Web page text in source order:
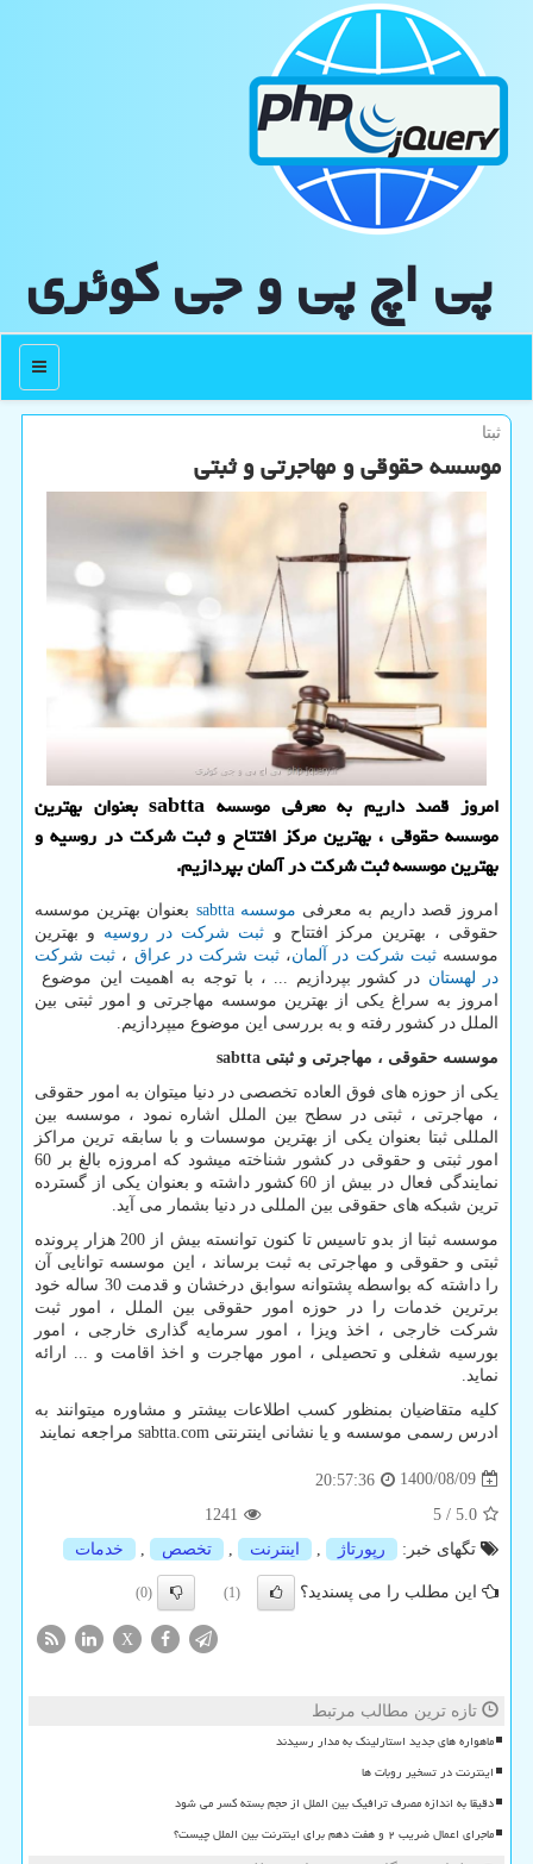
پی اچ پی و جی كوئری
منو
ثبتا
موسسه حقوقی و مهاجرتی و ثبتی
امروز قصد داریم به معرفی موسسه sabtta بعنوان بهترین
موسسه حقوقی ، بهترین مرکز افتتاح و ثبت شرکت در روسیه و
بهترین موسسه ثبت شرکت در آلمان بپردازیم.
امروز قصد داریم به معرفی موسسهsabtta بعنوان بهترین موسسه
حقوقی ، بهترین مرکز افتتاح و ثبت شرکت در روسیه و بهترین
موسسهثبت شرکت در آلمان، ثبت شرکت در عراق ، ثبت شرکت
در لهستان در کشور بپردازیم ... ، با توجه به اهمیت این موضوع
امروز به سراغ یکی از بهترین موسسه مهاجرتی و امور ثبتی بین
الملل در کشور رفته و به بررسی این موضوع میپردازیم.
موسسه حقوقی ، مهاجرتی و ثبتی sabtta
یکی از حوزه های فوق العاده تخصصی در دنیا میتوان به امور حقوقی
، مهاجرتی ، ثبتی در سطح بین الملل اشاره نمود ، موسسه بین
المللی ثبتا بعنوان یکی از بهترین موسسات و با سابقه ترین مراکز
امور ثبتی و حقوقی در کشور شناخته میشود که امروزه بالغ بر 60
نمایندگی فعال در بیش از 60 کشور داشته و بعنوان یکی از گسترده
ترین شبکه های حقوقی بین المللی در دنیا بشمار می آید.
موسسه ثبتا از بدو تاسیس تا کنون توانسته بیش از 200 هزار پرونده
ثبتی و حقوقی و مهاجرتی به ثبت برساند ، این موسسه توانایی آن
را داشته که بواسطه پشتوانه سوابق درخشان و قدمت 30 ساله خود
برترین خدمات را در حوزه امور حقوقی بین الملل ، امور ثبت
شرکت خارجی ، اخذ ویزا ، امور سرمایه گذاری خارجی ، امور
بورسیه شغلی و تحصیلی ، امور مهاجرت و اخذ اقامت و ... ارائه
نماید.
کلیه متقاضیان بمنظور کسب اطلاعات بیشتر و مشاوره میتوانند به
ادرس رسمی موسسه و یا نشانی اینترنتی sabtta.com مراجعه نمایند
1400/08/09
20:57:36
5.0
/
5
1241
تگهای خبر:
رپورتاژ اینترنت تخصص خدمات
این مطلب را می پسندید؟ (1)
(0)
X
تازه ترین مطالب مرتبط
ماهواره های جدید استارلینک به مدار رسیدند
اینترنت در تسخیر روبات ها
دقیقا به اندازه مصرف ترافیک بین الملل از حجم بسته کسر می شود
ماجرای اعمال ضریب ۲ و هفت دهم برای اینترنت بین الملل چیست؟